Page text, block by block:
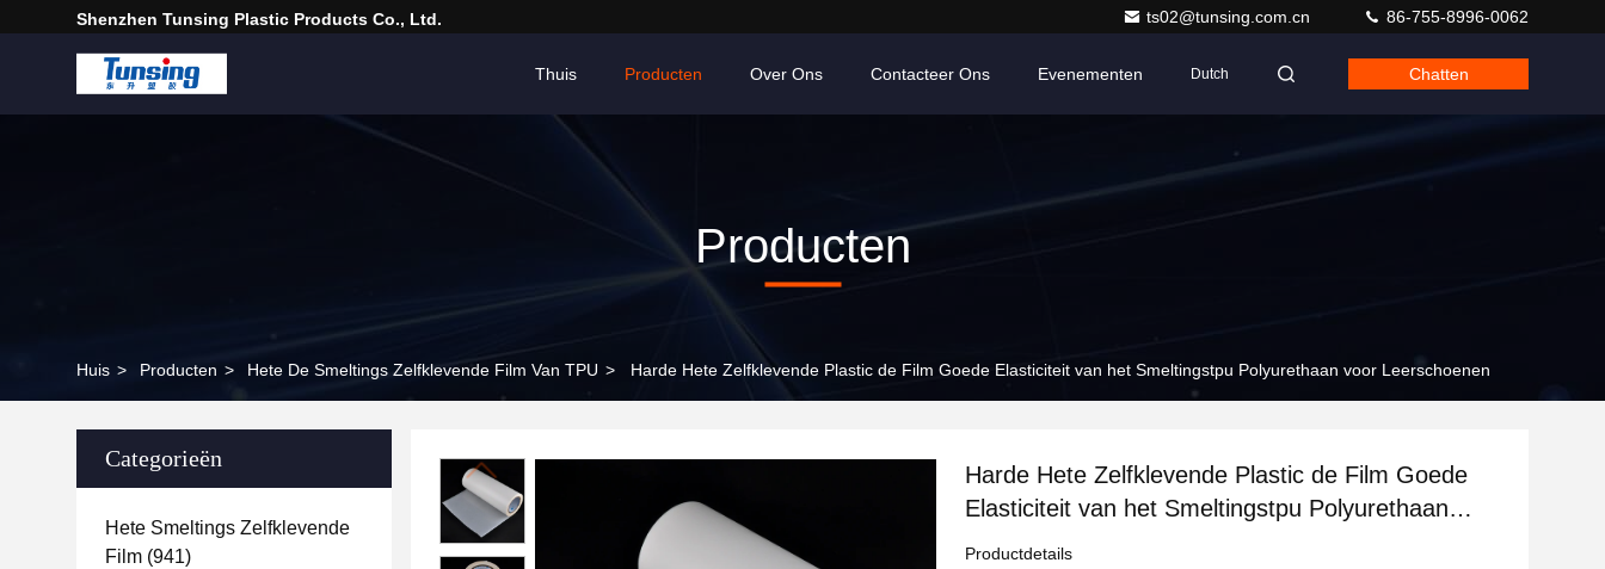
Shenzhen Tunsing Plastic Products Co., Ltd. ts02@tunsing.com.cn 86-755-8996-0062
Thuis Producten Over Ons Contacteer Ons Evenementen Dutch Chatten
Producten
Huis > Producten > Hete De Smeltings Zelfklevende Film Van TPU > Harde Hete Zelfklevende Plastic de Film Goede Elasticiteit van het Smeltingstpu Polyurethaan voor Leerschoenen
Categorieën
Hete Smeltings Zelfklevende
Film (941)
Harde Hete Zelfklevende Plastic de Film Goede
Elasticiteit van het Smeltingstpu Polyurethaan
voor Leerschoenen
Productdetails